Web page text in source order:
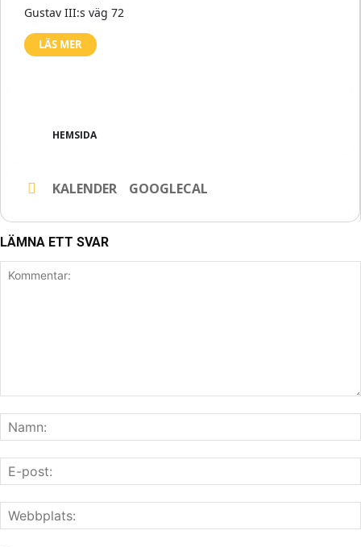
Gustav III:s väg 72
LÄS MER
HEMSIDA
KALENDER GOOGLECAL
LÄMNA ETT SVAR